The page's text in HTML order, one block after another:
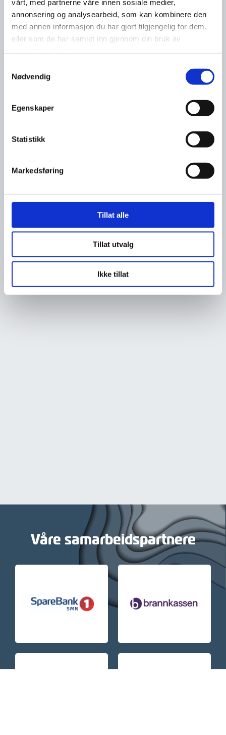
vårt, med partnerne våre innen sosiale medier,
annonsering og analysearbeid, som kan kombinere den
med annen informasjon du har gjort tilgjengelig for dem,
eller som de har samlet inn gjennom din bruk av
Nødvendig
Egenskaper
Statistikk
Markedsføring
Tillat alle
Tillat utvalg
Ikke tillat
Våre samarbeidspartnere